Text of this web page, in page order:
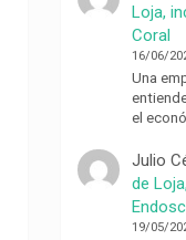
Loja,
Coral
16/06/
Una
el
Julio
de
19/05/